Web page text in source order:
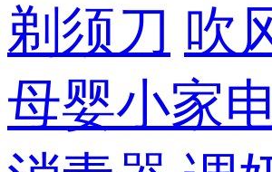
剃须刀 吹
母婴小家